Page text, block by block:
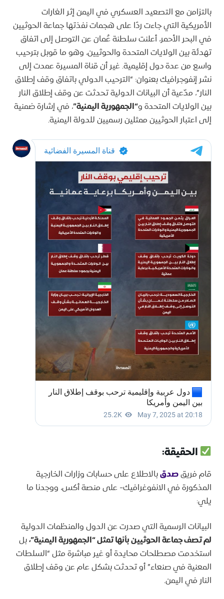
بالتزامن مع التصعيد العسكري في اليمن إثر الغارات
الأمريكية التي جاءت ردًا على هجمات نفذتها جماعة الحوثيين
في البحر الأحمر، أعلنت سلطنة عُمان عن التوصل إلى اتفاق
تهدئة بين الولايات المتحدة والحوثيين، وهو ما قوبل بترحيب
واسع من عدة دول إقليمية. غير أن قناة المسيرة عمدت إلى
نشر إنفوجرافيك بعنوان: “الترحيب الدولي باتفاق وقف إطلاق
النار”، مدّعية أن البيانات الدولية تحدثت عن وقف إطلاق النار
بين الولايات المتحدة و“الجمهورية اليمنية”، في إشارة ضمنية
إلى اعتبار الحوثيين ممثلين رسميين للدولة اليمنية.
الحقيقة:
قام فريقصدقبالاطلاع على حسابات وزارات الخارجية
المذكورة في الانفوغرافيك- على منصة أكس، ووجدنا ما
يلي:
البيانات الرسمية التي صدرت عن الدول والمنظمات الدولية
لم تصف جماعة الحوثيين بأنها تمثل “الجمهورية اليمنية”،بل
استخدمت مصطلحات محايدة أو غير مباشرة مثل “السلطات
المعنية في صنعاء” أو تحدثت بشكل عام عن وقف إطلاق
النار في اليمن.